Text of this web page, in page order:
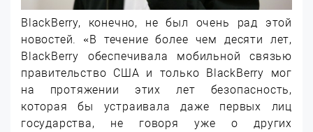
BlackBerry, конечно, не был очень рад этой
новостей. «В течение более чем десяти лет,
BlackBerry обеспечивала мобильной связью
правительство США и только BlackBerry мог
на протяжении этих лет безопасность,
которая бы устраивала даже первых лиц
государства, не говоря уже о других